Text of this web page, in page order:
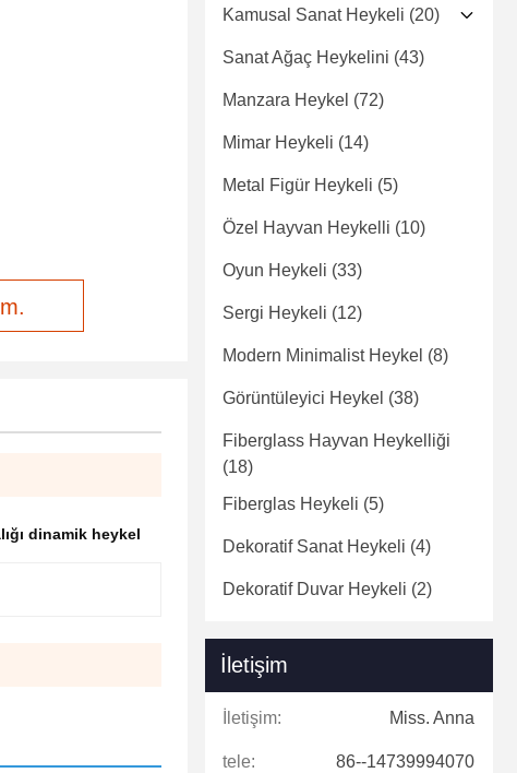
dinamik heykel
Kamusal Sanat Heykeli (20)
Sanat Ağaç Heykelini (43)
Manzara Heykel (72)
Mimar Heykeli (14)
Metal Figür Heykeli (5)
Özel Hayvan Heykelli (10)
Oyun Heykeli (33)
Sergi Heykeli (12)
Modern Minimalist Heykel (8)
Görüntüleyici Heykel (38)
Fiberglass Hayvan Heykelliği
(18)
Fiberglas Heykeli (5)
Dekoratif Sanat Heykeli (4)
Dekoratif Duvar Heykeli (2)
İletişim
İletişim: Miss. Anna
tele: 86--14739994070